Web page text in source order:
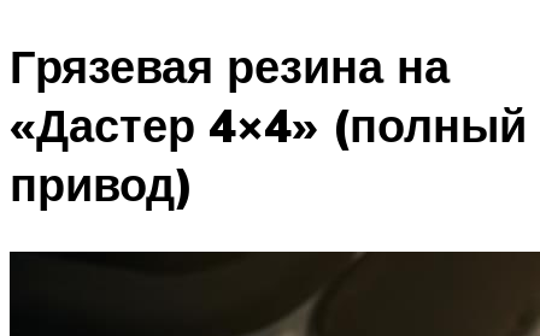
Грязевая резина на
«Дастер 4×4» (полный
привод)